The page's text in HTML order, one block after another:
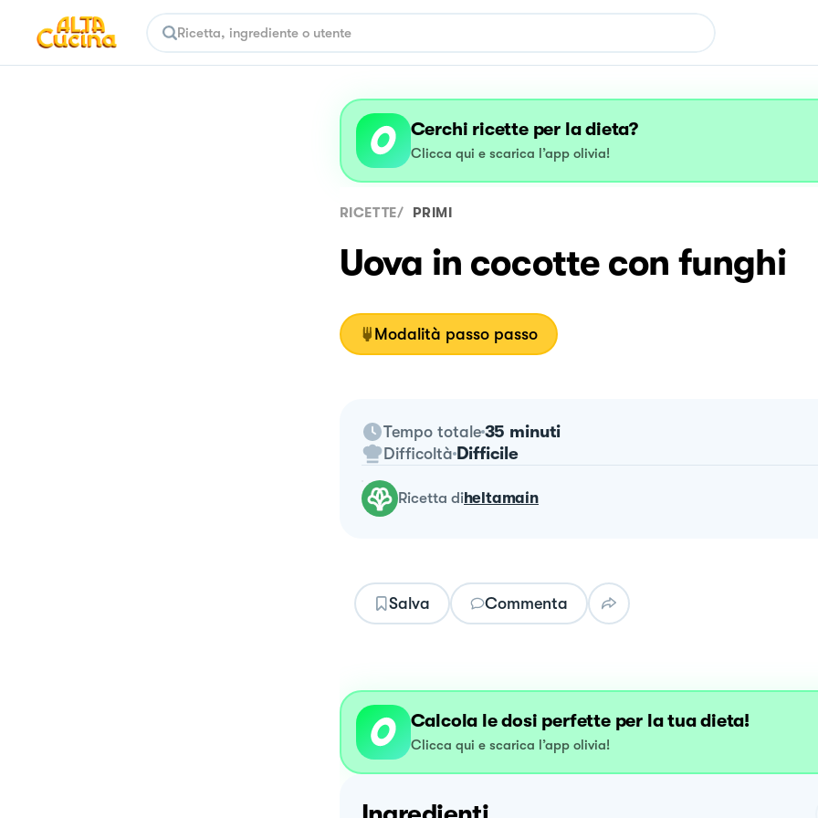
Cerchi ricette per la dieta?
Clicca qui e scarica l’app olivia!
RICETTE/ PRIMI
Uova in cocotte con funghi
Modalità passo passo
Tempo totale 35 minuti
Difficoltà Difficile
ricetta diheltamain
Salva Commenta
Calcola le dosi perfette per la tua dieta!
Clicca qui e scarica l’app olivia!